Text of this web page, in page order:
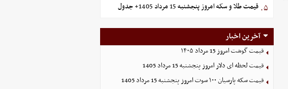
۵. قیمت طلا و سکه امروز پنجشنبه 15 مرداد 1405+ جدول
آخرین اخبار
قیمت گوشت امروز 15 مرداد ۱۴۰۵
قیمت لحظه ای دلار امروز پنجشنبه 15 مرداد 1405
قیمت سکه پارسیان ۱۰۰ سوت امروز پنجشنبه 15 مرداد 1405